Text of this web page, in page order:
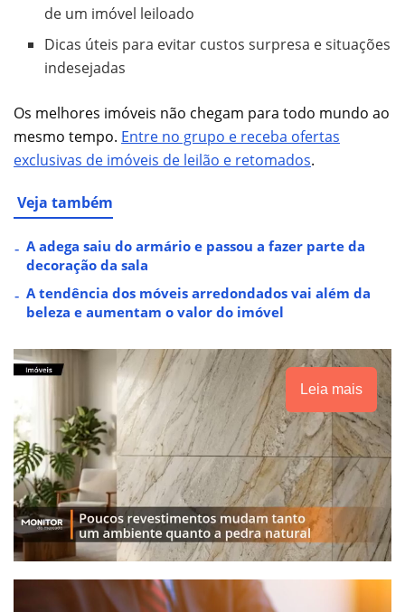
de um imóvel leiloado
Dicas úteis para evitar custos surpresa e situações
indesejadas
Os melhores imóveis não chegam para todo mundo ao
mesmo tempo. Entre no grupo e receba ofertas
exclusivas de imóveis de leilão e retomados.
Veja também
A adega saiu do armário e passou a fazer parte da
decoração da sala
A tendência dos móveis arredondados vai além da
beleza e aumentam o valor do imóvel
Leia mais